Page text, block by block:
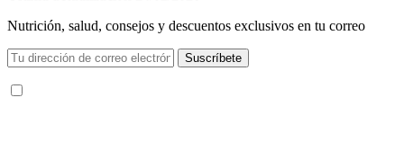
Nutrición, salud, consejos y descuentos exclusivos en tu correo
Suscríbete